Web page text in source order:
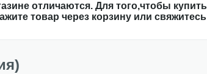
отличаются. Для того,чтобы
товар через корзину или